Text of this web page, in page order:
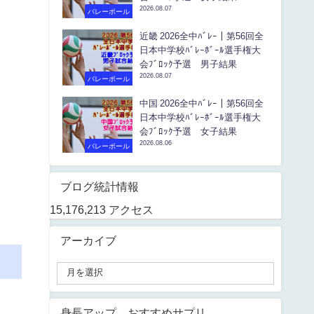
バレーボール 2026.08.07
バレーボール
近畿 2026全中ﾊﾞﾚｰ｜第56回全
日本中学校ﾊﾞﾚｰﾎﾞｰﾙ選手権大
会ﾌﾞﾛｯｸ予選 男子結果
2026.08.07
バレーボール
中国 2026全中ﾊﾞﾚｰ｜第56回全
日本中学校ﾊﾞﾚｰﾎﾞｰﾙ選手権大
会ﾌﾞﾛｯｸ予選 女子結果
2026.08.06
ブログ統計情報
15,176,213 アクセス
アーカイブ